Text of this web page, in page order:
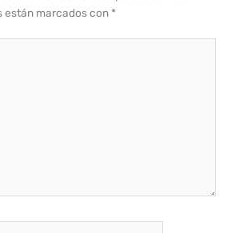
están marcados con *